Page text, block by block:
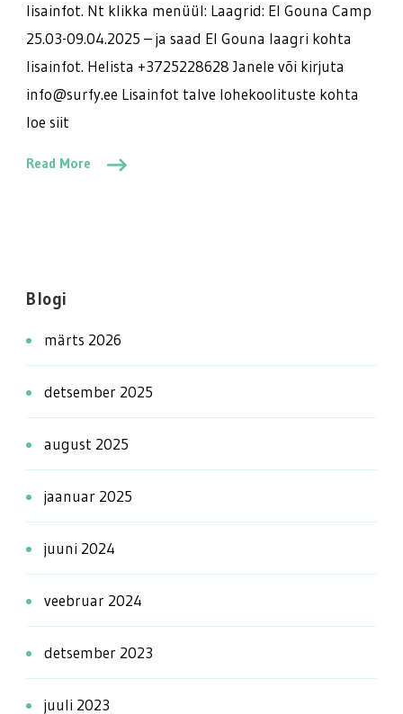
varustust
lisainfot. Nt klikka menüül: Laagrid: El Gouna Camp
25.03-09.04.2025 – ja saad El Gouna laagri kohta
lisainfot. Helista +3725228628 Janele või kirjuta
info@surfy.ee Lisainfot talve lohekoolituste kohta
loe siit
Read More
Blogi
märts 2026
detsember 2025
august 2025
jaanuar 2025
juuni 2024
veebruar 2024
detsember 2023
juuli 2023